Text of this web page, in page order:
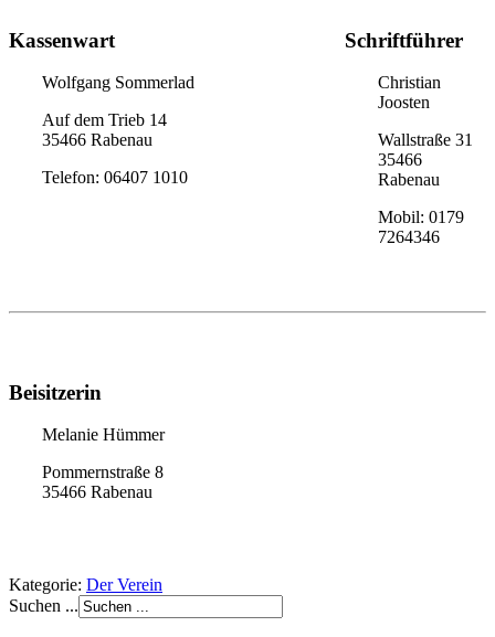
Kassenwart
Wolfgang Sommerlad
Auf dem Trieb 14
35466 Rabenau
Telefon: 06407 1010
Schriftführer
Christian
Joosten
Wallstraße 31
35466
Rabenau
Mobil: 0179
7264346
Beisitzerin
Melanie Hümmer
Pommernstraße 8
35466 Rabenau
Kategorie: Der Verein
Suchen ...